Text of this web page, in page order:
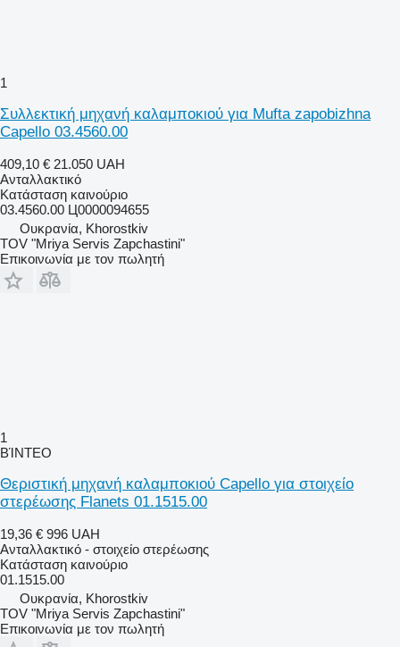
1
Συλλεκτική μηχανή καλαμποκιού για Mufta zapobizhna
Capello 03.4560.00
409,10 € 21.050 UAH
Ανταλλακτικό
Κατάσταση καινούριο
03.4560.00 Ц0000094655
Ουκρανία, Khorostkiv
TOV "Mriya Servis Zapchastini"
Επικοινωνία με τον πωλητή
1
ΒΊΝΤΕΟ
Θεριστική μηχανή καλαμποκιού Capello για στοιχείο
στερέωσης Flanets 01.1515.00
19,36 € 996 UAH
Ανταλλακτικό - στοιχείο στερέωσης
Κατάσταση καινούριο
01.1515.00
Ουκρανία, Khorostkiv
TOV "Mriya Servis Zapchastini"
Επικοινωνία με τον πωλητή